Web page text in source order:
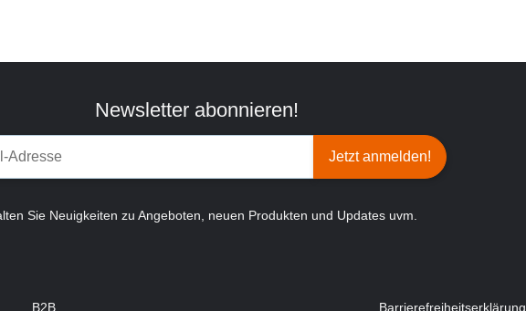
Newsletter abonnieren!
Jetzt anmelden!
Sie Neuigkeiten zu Angeboten, neuen Produkten und Updates uvm.
B2B Barrierefreiheitserklärung